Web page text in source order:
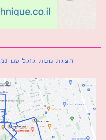
הצגת מפת גוגל עם נקודות